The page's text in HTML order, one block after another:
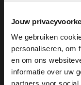
Jouw
We gebruiken
personaliseren, om
en om ons
informatie over uw
partners voor
149.99
119.99
View this